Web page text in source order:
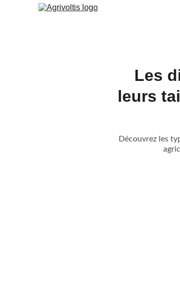
Les
leurs
Découvrez les